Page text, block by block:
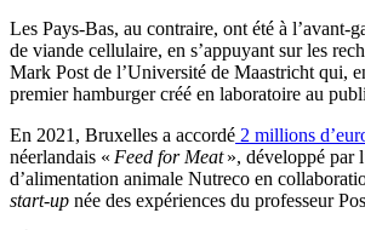
Les Pays-Bas, au contraire, ont été à l’avant-
de viande cellulaire, en s’appuyant sur les
Mark Post de l’Université de Maastricht qui,
premier hamburger créé en laboratoire au
En 2021, Bruxelles a accordé 2 millions
néerlandais « Feed for Meat», développé par
d’alimentation animale Nutreco en
start-up née des expériences du professeur